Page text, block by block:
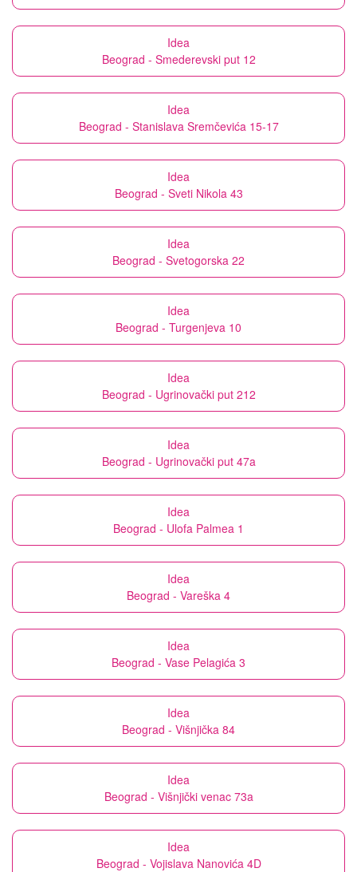
Idea
Beograd - Smederevski put 12
Idea
Beograd - Stanislava Sremčevića 15-17
Idea
Beograd - Sveti Nikola 43
Idea
Beograd - Svetogorska 22
Idea
Beograd - Turgenjeva 10
Idea
Beograd - Ugrinovački put 212
Idea
Beograd - Ugrinovački put 47a
Idea
Beograd - Ulofa Palmea 1
Idea
Beograd - Vareška 4
Idea
Beograd - Vase Pelagića 3
Idea
Beograd - Višnjička 84
Idea
Beograd - Višnjički venac 73a
Idea
Beograd - Vojislava Nanovića 4D